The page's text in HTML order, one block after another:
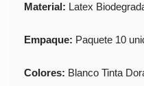
Material: Latex
Empaque: Paquete 10
Colores: Blanco Tinta